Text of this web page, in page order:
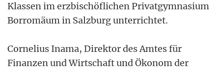
Klassen im erzbischöflichen Privatgymnasium
Borromäum in Salzburg unterrichtet.
Cornelius Inama, Direktor des Amtes für
Finanzen und Wirtschaft und Ökonom der